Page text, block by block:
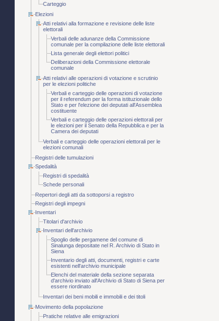
Carteggio
Elezioni
Atti relativi alla formazione e revisione delle liste
elettorali
Verbali delle adunanze della Commissione
comunale per la compilazione delle liste elettorali
Lista generale degli elettori politici
Deliberazioni della Commissione elettorale
comunale
Atti relativi alle operazioni di votazione e scrutinio
per le elezioni politiche
Verbali e carteggio delle operazioni di votazione
per il referendum per la forma istituzionale dello
Stato e per l'elezione dei deputati all'Assemblea
costituente
Verbali e carteggio delle operazioni elettorali per
le elezioni per il Senato della Repubblica e per la
Camera dei deputati
Verbali e carteggio delle operazioni elettorali per le
elezioni comunali
Registri delle tumulazioni
Spedalità
Registri di spedalità
Schede personali
Repertori degli atti da sottoporsi a registro
Registri degli impegni
Inventari
Titolari d'archivio
Inventari dell'archivio
Spoglio delle pergamene del comune di
Sinalunga depositate nel R. Archivio di Stato in
Siena
Inventario degli atti, documenti, registri e carte
esistenti nell'archivio municipale
Elenchi del materiale della sezione separata
d'archivio inviato all'Archivio di Stato di Siena per
essere riordinato
Inventari dei beni mobili e immobili e dei titoli
Movimento della popolazione
Pratiche relative alle emigrazioni